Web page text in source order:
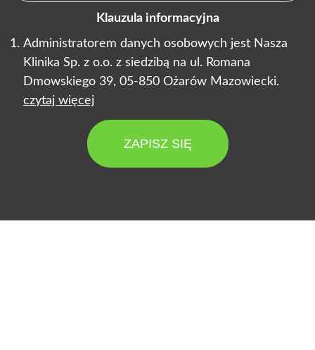
Klauzula informacyjna
Administratorem danych osobowych jest Nasza
Klinika Sp. z o.o. z siedzibą na ul. Romana
Dmowskiego 39, 05-850 Ożarów Mazowiecki.
czytaj więcej
ZAPISZ SIĘ